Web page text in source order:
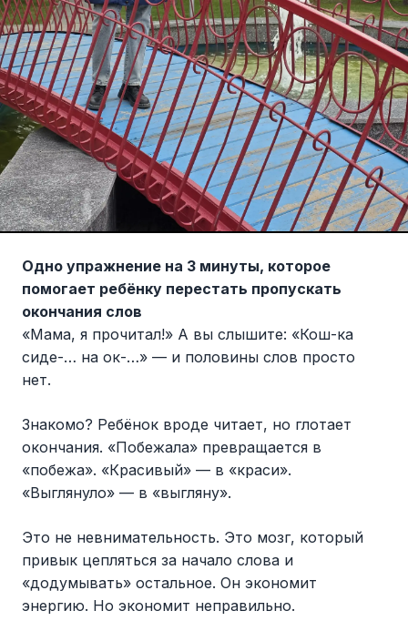
Одно упражнение на 3 минуты, которое
помогает ребёнку перестать пропускать
окончания слов
«Мама, я прочитал!» А вы слышите: «Кош-ка
сиде-… на ок-…» — и половины слов просто
нет.
Знакомо? Ребёнок вроде читает, но глотает
окончания. «Побежала» превращается в
«побежа». «Красивый» — в «краси».
«Выглянуло» — в «выгляну».
Это не невнимательность. Это мозг, который
привык цепляться за начало слова и
«додумывать» остальное. Он экономит
энергию. Но экономит неправильно.